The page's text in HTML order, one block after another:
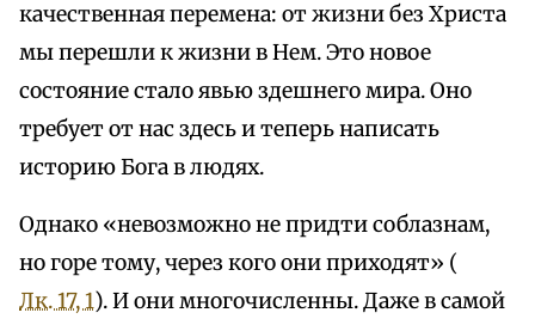
качественная перемена: от жизни без Христа
мы перешли к жизни в Нем. Это новое
состояние стало явью здешнего мира. Оно
требует от нас здесь и теперь написать
историю Бога в людях.
Однако «невозможно не придти соблазнам,
но горе тому, через кого они приходят» (
Лк. 17, 1). И они многочисленны. Даже в самой